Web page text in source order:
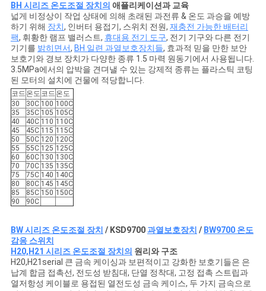
BH 시리즈 온도조절 장치의 애플리케이션과 교육
넓게 비정상이 작업 상태에 의해 초래된 과전류 & 온도 과승을 예방
하기 위해 장치, 인버터 용접기, 스위치 전원, 재충전 가능한 배터리
팩, 휘황한 램프 밸러스트, 휴대용 전기 도구, 전기 기구와 다른 전기
기기를 밝히면서, BH 일련 과열보호장치들, 효과적 믿을 만한 보안
보호기와 경보 장치가 다양한 종류 1.5 마력 원동기에서 사용됩니다.
3.5MPa에서의 압박을 견뎌낼 수 있는 강제적 종류는 플라스틱 코팅
된 모터의 설치에 건물에 적당합니다.
코드 온도 코드 온도
30
30C 100 100C
35
35C 105 105C
40
40C 110 110C
45
45C 115 115C
50
50C 120 120C
55
55C 125 125C
60
60C 130 130C
70
70C 135 135C
75
75C 140 140C
80
80C 145 145C
85
85C 150 150C
90
90C
BW 시리즈 온도조절 장치 / KSD9700과열보호장치 / BW9700 온도
감응 스위치
H20,H21 시리즈 온도조절 장치의 원리와 구조
H20,H21serial 큰 금속 케이싱과 보편적이고 강화한 보호기들은 은
납계 합금 접촉선, 전도성 받침대, 단열 정착대, 고정 접촉 스트립과
열저항성 케이블로 용접된 열전도성 금속 케이스, 두 가지 금속으로